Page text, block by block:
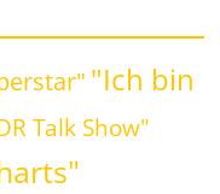
"Ich bin
Talk Show"